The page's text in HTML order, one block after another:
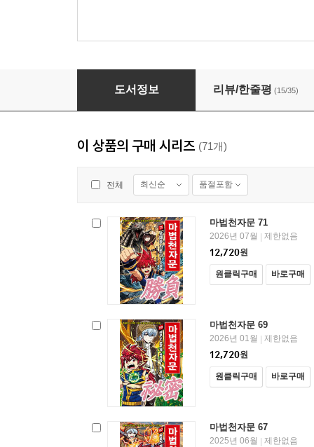
마법천자문 4
도서정보 리뷰/한줄평 (15/35)
이 상품의 구매 시리즈 (71개)
전체 최신순 품절포함
마법천자문 71
2026년 07월 | 제한없음
12,720원
원클릭구매 바로구매
마법천자문 69
2026년 01월 | 제한없음
12,720원
원클릭구매 바로구매
마법천자문 67
2025년 06월 | 제한없음